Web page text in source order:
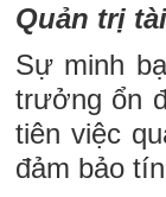
Quản trị
Sự minh
trưởng ổn
tiên việc
đảm bảo